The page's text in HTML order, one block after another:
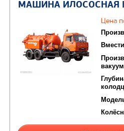
Кредит/Лизинг
МАШИНА